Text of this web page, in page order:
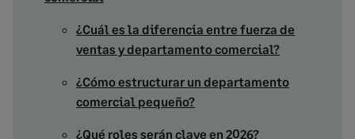
¿Cuál es la diferencia entre fuerza de
ventas y departamento comercial?
¿Cómo estructurar un departamento
comercial pequeño?
¿Qué roles serán clave en 2026?